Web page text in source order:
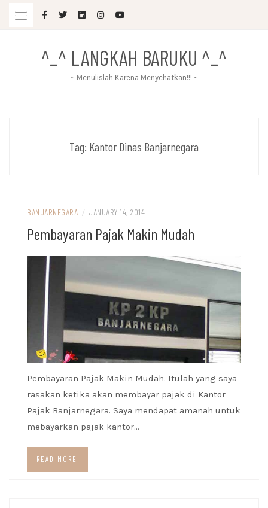
^_^ LANGKAH BARUKU ^_^
~ Menulislah Karena Menyehatkan!!! ~
Tag: Kantor Dinas Banjarnegara
BANJARNEGARA / JANUARY 14, 2014
Pembayaran Pajak Makin Mudah
Pembayaran Pajak Makin Mudah. Itulah yang saya
rasakan ketika akan membayar pajak di Kantor
Pajak Banjarnegara. Saya mendapat amanah untuk
mebayarkan pajak kantor…
READ MORE